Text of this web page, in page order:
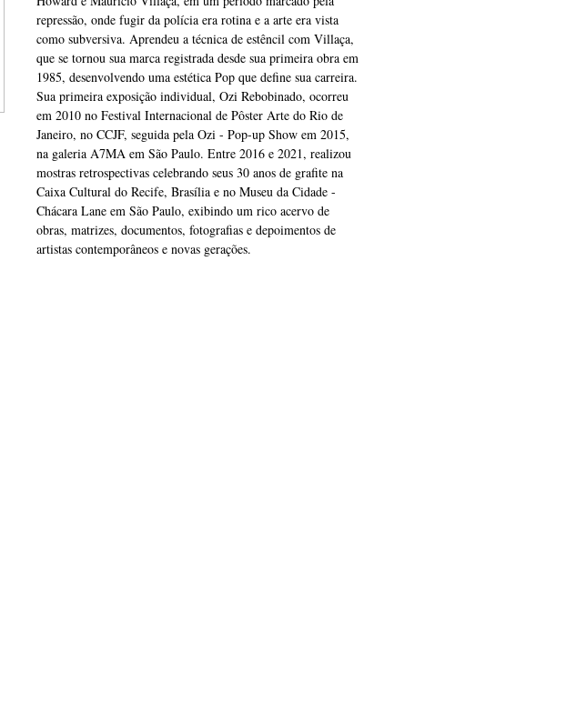
repressão, onde fugir da polícia era rotina e a arte era vista
como subversiva. Aprendeu a técnica de estêncil com Villaça,
que se tornou sua marca registrada desde sua primeira obra em
1985, desenvolvendo uma estética Pop que define sua carreira.
Sua primeira exposição individual, Ozi Rebobinado, ocorreu
em 2010 no Festival Internacional de Pôster Arte do Rio de
Janeiro, no CCJF, seguida pela Ozi - Pop-up Show em 2015,
na galeria A7MA em São Paulo. Entre 2016 e 2021, realizou
mostras retrospectivas celebrando seus 30 anos de grafite na
Caixa Cultural do Recife, Brasília e no Museu da Cidade -
Chácara Lane em São Paulo, exibindo um rico acervo de
obras, matrizes, documentos, fotografias e depoimentos de
artistas contemporâneos e novas gerações.